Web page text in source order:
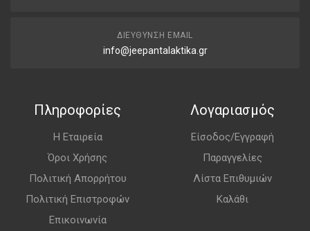
ΔΙΕΎΘΥΝΣΗ EMAIL
info@jeepantalaktika.gr
Πληροφορίες
Η Εταιρεία
Όροι Χρήσης
Πολιτική Απορρήτου
Πολιτική Επιστροφών
Επικοινωνία
Λογαριασμός
Είσοδος/Εγγραφή
Παραγγελίες
Λίστα Επιθυμιών
Καλάθι